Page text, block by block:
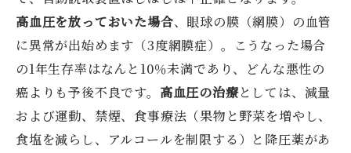
高血圧を放っておいた場合、眼球の膜（網膜）の血管
に異常が出始めます（3度網膜症）。こうなった場合
の1年生存率はなんと10％未満であり、どんな悪性の
癌よりも予後不良です。 高血圧の治療としては、減量
および運動、禁煙、食事療法（果物と野菜を増やし、
食塩を減らし、アルコールを制限する）と降圧薬があ